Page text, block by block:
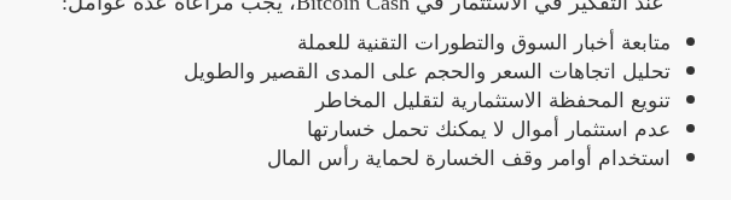
متابعة أخبار السوق والتطورات التقنية للعملة
تحليل اتجاهات السعر والحجم على المدى القصير والطويل
تنويع المحفظة الاستثمارية لتقليل المخاطر
عدم استثمار أموال لا يمكنك تحمل خسارتها
استخدام أوامر وقف الخسارة لحماية رأس المال